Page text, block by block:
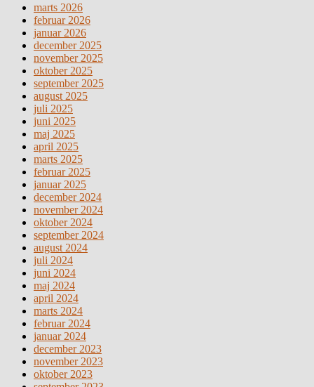
marts 2026
februar 2026
januar 2026
december 2025
november 2025
oktober 2025
september 2025
august 2025
juli 2025
juni 2025
maj 2025
april 2025
marts 2025
februar 2025
januar 2025
december 2024
november 2024
oktober 2024
september 2024
august 2024
juli 2024
juni 2024
maj 2024
april 2024
marts 2024
februar 2024
januar 2024
december 2023
november 2023
oktober 2023